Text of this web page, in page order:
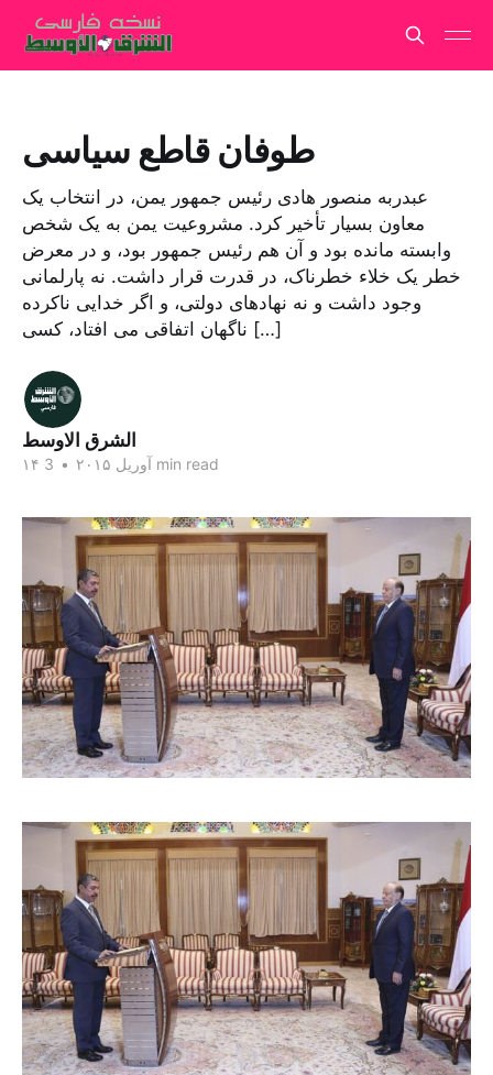
طوفان قاطع سیاسی
عبدربه منصور هادی رئیس جمهور یمن، در انتخاب یک
معاون بسیار تأخیر کرد. مشروعیت یمن به یک شخص
وابسته مانده بود و آن هم رئیس جمهور بود، و در معرض
خطر یک خلاء خطرناک، در قدرت قرار داشت. نه پارلمانی
وجود داشت و نه نهادهای دولتی، و اگر خدایی ناکرده
ناگهان اتفاقی می افتاد، کسی […]
الشرق الاوسط
۱۴ آوریل ۲۰۱۵ • 3 min read